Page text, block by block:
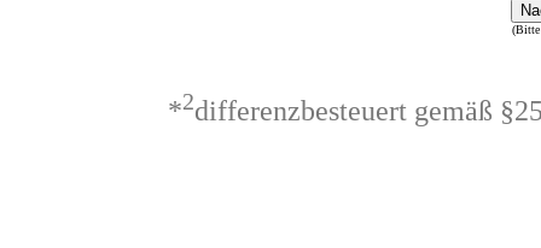
(Bitte
*2differenzbesteuert gemäß